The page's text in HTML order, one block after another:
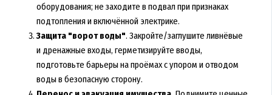
оборудования; не заходите в подвал при признаках
подтопления и включённой электрике.
Защита "ворот воды". Закройте/заглушите ливнёвые
и дренажные входы, герметизируйте вводы,
подготовьте барьеры на проёмах с упором и отводом
воды в безопасную сторону.